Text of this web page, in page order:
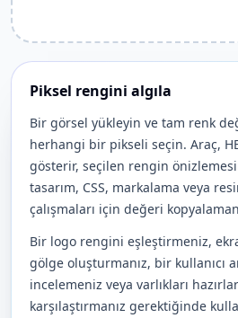
Piksel rengini algıla
Bir görsel yükleyin ve tam renk
herhangi bir pikseli seçin. Araç,
gösterir, seçilen rengin
tasarım, CSS, markalama veya
çalışmaları için değeri
Bir logo rengini eşleştirmeniz,
gölge oluşturmanız, bir kullanıcı
incelemeniz veya varlıkları
karşılaştırmanız gerektiğinde